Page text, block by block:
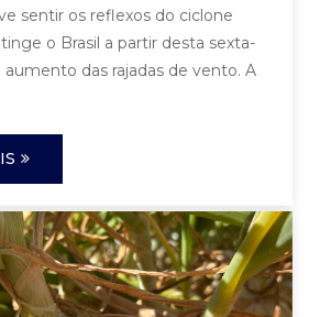
sentir os reflexos do ciclone
o Brasil a partir desta sexta-
aumento das rajadas de vento. A